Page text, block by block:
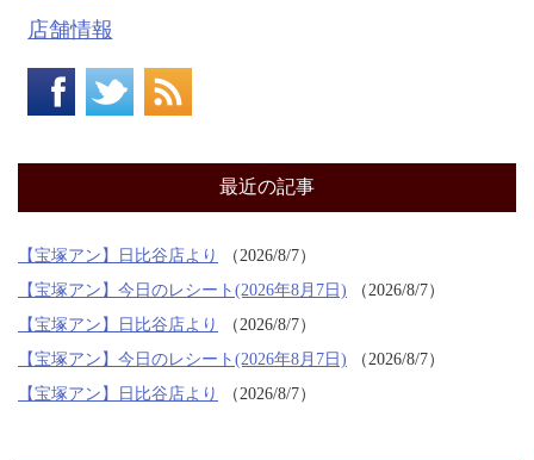
店舗情報
最近の記事
【宝塚アン】日比谷店より
2026/8/7
【宝塚アン】今日のレシート(2026年8月7日)
2026/8/7
【宝塚アン】日比谷店より
2026/8/7
【宝塚アン】今日のレシート(2026年8月7日)
2026/8/7
【宝塚アン】日比谷店より
2026/8/7